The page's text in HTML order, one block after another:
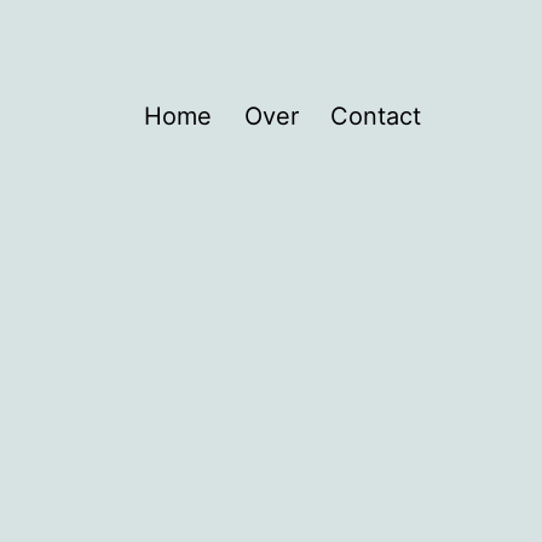
Home Over Contact